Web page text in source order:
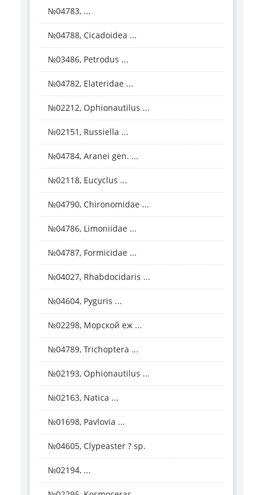
№04783, ...
№04788, Cicadoidea ...
№03486, Petrodus ...
№04782, Elateridae ...
№02212, Ophionautilus ...
№02151, Russiella ...
№04784, Aranei gen. ...
№02118, Eucyclus ...
№04790, Chironomidae ...
№04786, Limoniidae ...
№04787, Formicidae ...
№04027, Rhabdocidaris ...
№04604, Pyguris ...
№02298, Морской еж ...
№04789, Trichoptera ...
№02193, Ophionautilus ...
№02163, Natica ...
№01698, Pavlovia ...
№04605, Clypeaster ? sp.
№02194, ...